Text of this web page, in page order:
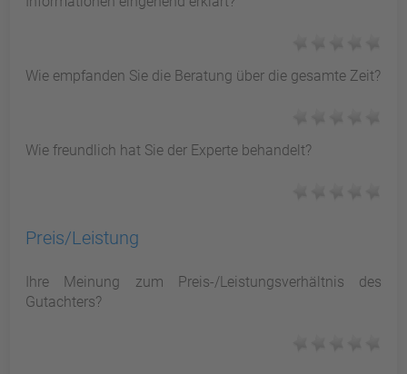
Wie empfanden Sie die Beratung über die gesamte Zeit?
Wie freundlich hat Sie der Experte behandelt?
Preis/Leistung
Ihre Meinung zum Preis-/Leistungsverhältnis des
Gutachters?